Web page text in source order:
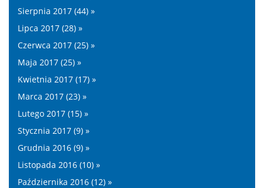
Sierpnia 2017 (44) »
Lipca 2017 (28) »
Czerwca 2017 (25) »
Maja 2017 (25) »
Kwietnia 2017 (17) »
Marca 2017 (23) »
Lutego 2017 (15) »
Stycznia 2017 (9) »
Grudnia 2016 (9) »
Listopada 2016 (10) »
Października 2016 (12) »